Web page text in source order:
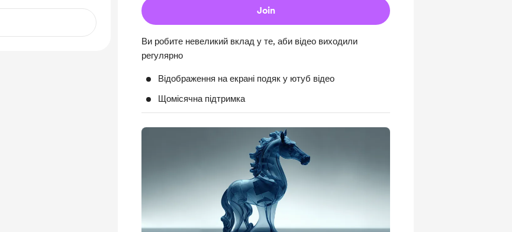
Join
Ви робите невеликий вклад у те, аби відео виходили
регулярно
Відображення на екрані подяк у ютуб відео
Щомісячна підтримка